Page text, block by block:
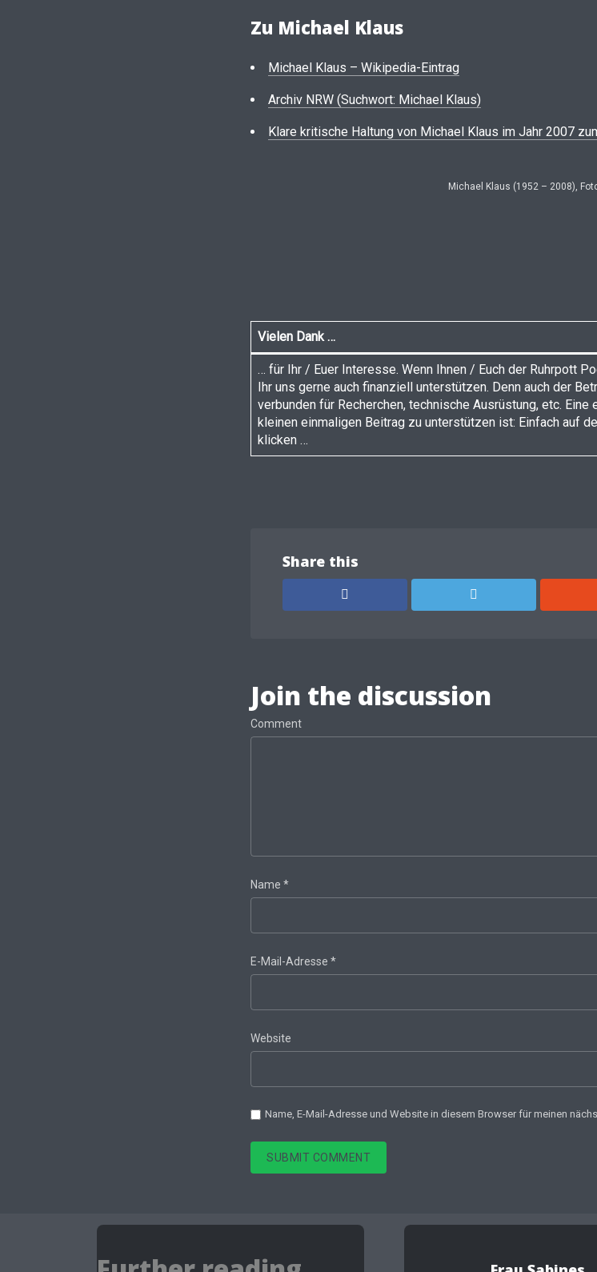
Zu Michael Klaus
Michael Klaus – Wikipedia-Eintrag
Archiv NRW (Suchwort: Michael Klaus)
Klare kritische Haltung von Michael Klaus im Jahr 2007
Michael Klaus (1952 – 2008),
Vielen Dank …
… für Ihr / Euer Interesse. Wenn Ihnen / Euch der Ruhrpott
Ihr uns gerne auch finanziell unterstützen. Denn auch der
verbunden für Recherchen, technische Ausrüstung, etc.
kleinen einmaligen Beitrag zu unterstützen ist: Einfach auf
klicken …
Share this
Join the discussion
Comment
Name *
E-Mail-Adresse *
Website
Name, E-Mail-Adresse und Website in diesem Browser für meinen
SUBMIT COMMENT